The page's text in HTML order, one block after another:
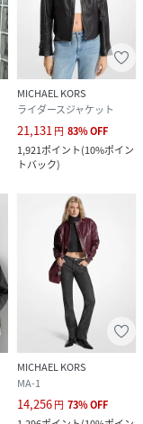
MICHAEL KORS
ライダースジャケット
21,131 円 83%OFF
1,921ポイント(10%ポイン
トバック)
MICHAEL KORS
MA-1
14,256円 73%OFF